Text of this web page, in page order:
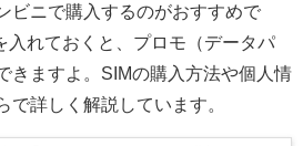
ビニで購入するのがおすすめで
入れておくと、プロモ（データパ
きますよ。SIMの購入方法や個人情
で詳しく解説しています。